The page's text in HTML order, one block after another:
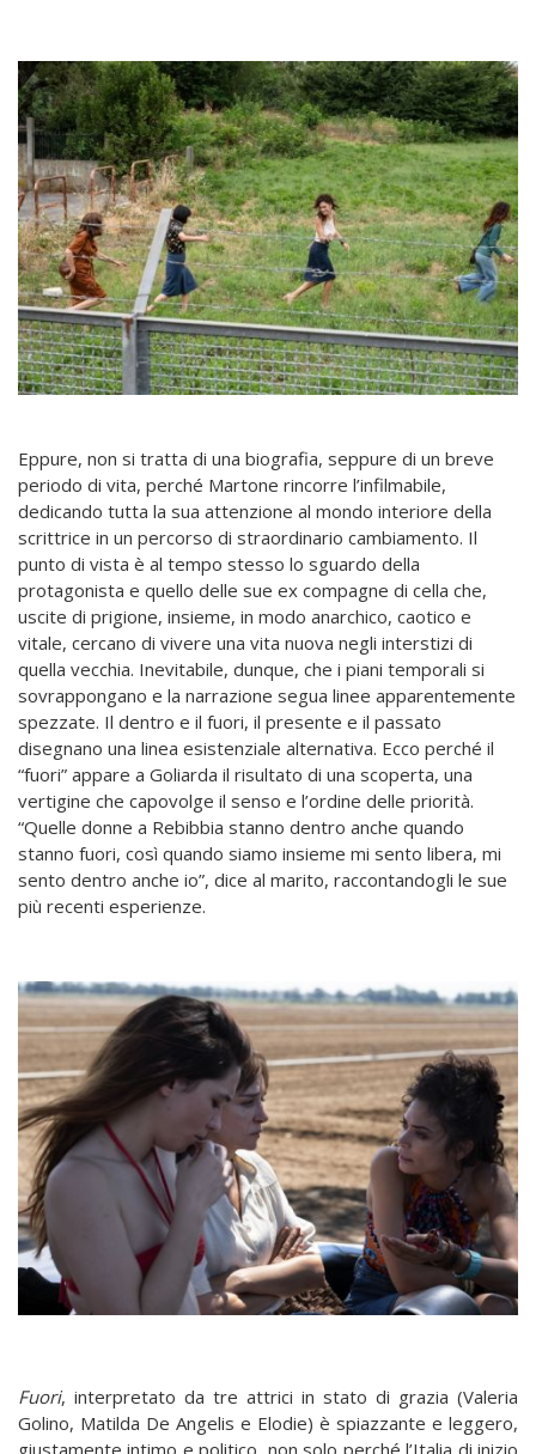
Eppure, non si tratta di una biografia, seppure di un breve
periodo di vita, perché Martone rincorre l’infilmabile,
dedicando tutta la sua attenzione al mondo interiore della
scrittrice in un percorso di straordinario cambiamento. Il
punto di vista è al tempo stesso lo sguardo della
protagonista e quello delle sue ex compagne di cella che,
uscite di prigione, insieme, in modo anarchico, caotico e
vitale, cercano di vivere una vita nuova negli interstizi di
quella vecchia. Inevitabile, dunque, che i piani temporali si
sovrappongano e la narrazione segua linee apparentemente
spezzate. Il dentro e il fuori, il presente e il passato
disegnano una linea esistenziale alternativa. Ecco perché il
“fuori” appare a Goliarda il risultato di una scoperta, una
vertigine che capovolge il senso e l’ordine delle priorità.
“Quelle donne a Rebibbia stanno dentro anche quando
stanno fuori, così quando siamo insieme mi sento libera, mi
sento dentro anche io”, dice al marito, raccontandogli le sue
più recenti esperienze.
Fuori, interpretato da tre attrici in stato di grazia (Valeria
Golino, Matilda De Angelis e Elodie) è spiazzante e leggero,
giustamente intimo e politico, non solo perché l’Italia di inizio